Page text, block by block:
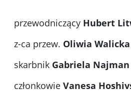
przewodniczący Hubert
z-ca przew. Oliwia Walicka
skarbnik Gabriela Najman
członkowie Vanesa